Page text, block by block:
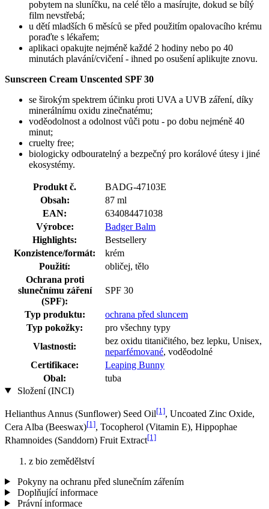
pobytem na sluníčku, na celé tělo a masírujte, dokud se bílý
film nevstřebá;
u dětí mladších 6 měsíců se před použitím opalovacího krému
poraďte s lékařem;
aplikaci opakujte nejméně každé 2 hodiny nebo po 40
minutách plavání/cvičení - ihned po osušení aplikujte znovu.
Sunscreen Cream Unscented SPF 30
se širokým spektrem účinku proti UVA a UVB záření, díky
minerálnímu oxidu zinečnatému;
voděodolnost a odolnost vůči potu - po dobu nejméně 40
minut;
cruelty free;
biologicky odbouratelný a bezpečný pro korálové útesy i jiné
ekosystémy.
Produkt č.
BADG-47103E
Obsah:
87 ml
EAN:
634084471038
Výrobce:
Badger Balm
Highlights:
Bestsellery
Konzistence/formát:
krém
Použití:
obličej, tělo
Ochrana proti
slunečnímu záření
(SPF):
SPF 30
Typ produktu:
ochrana před sluncem
Typ pokožky:
pro všechny typy
Vlastnosti:
bez oxidu titaničitého, bez lepku, Unisex,
neparfémované, voděodolné
Certifikace:
Leaping Bunny
Obal:
tuba
Složení (INCI)
Helianthus Annus (Sunflower) Seed Oil[1], Uncoated Zinc Oxide,
Cera Alba (Beeswax)[1], Tocopherol (Vitamin E), Hippophae
Rhamnoides (Sanddorn) Fruit Extract[1]
z bio zemědělství
Pokyny na ochranu před slunečním zářením
Doplňující informace
Právní informace